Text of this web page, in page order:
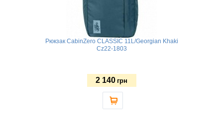
Рюкзак CabinZero CLASSIC 11L/Georgian Khaki
Cz22-1803
2 140 грн